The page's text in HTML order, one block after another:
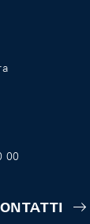
00